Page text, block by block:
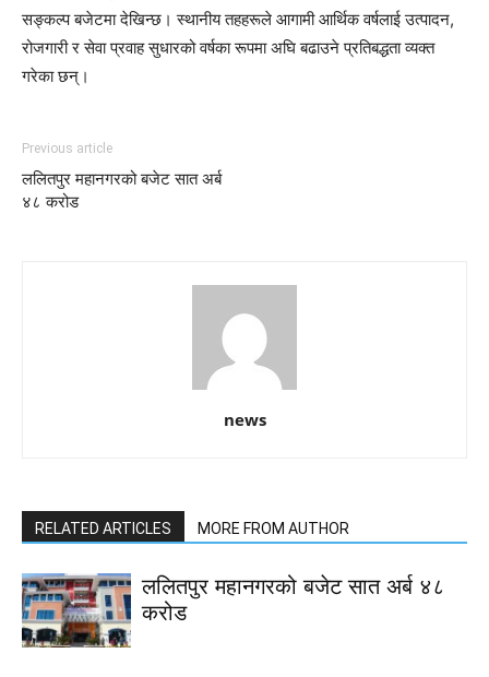
सङ्कल्प बजेटमा देखिन्छ। स्थानीय तहहरूले आगामी आर्थिक वर्षलाई उत्पादन,
रोजगारी र सेवा प्रवाह सुधारको वर्षका रूपमा अघि बढाउने प्रतिबद्धता व्यक्त
गरेका छन्।
Previous article
ललितपुर महानगरको बजेट सात अर्ब
४८ करोड
news
RELATED ARTICLES MORE FROM AUTHOR
ललितपुर महानगरको बजेट सात अर्ब ४८
करोड